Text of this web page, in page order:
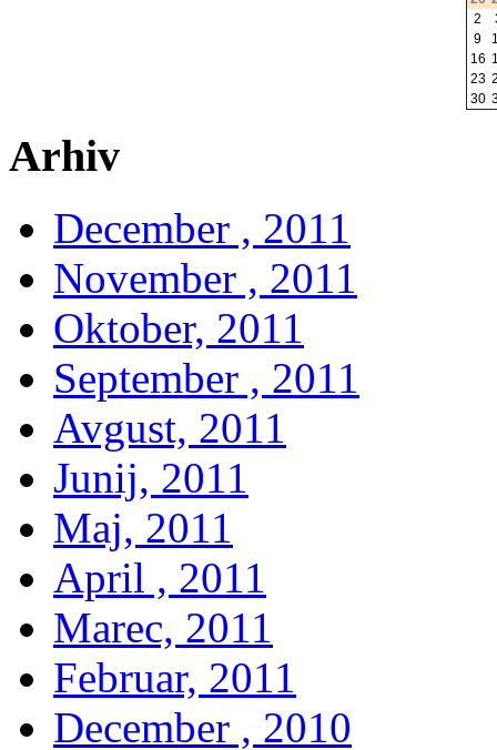
2
9
16
23
30
Arhiv
December , 2011
November , 2011
Oktober, 2011
September , 2011
Avgust, 2011
Junij, 2011
Maj, 2011
April , 2011
Marec, 2011
Februar, 2011
December , 2010